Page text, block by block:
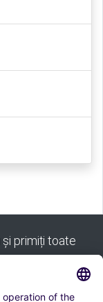
primiți toate